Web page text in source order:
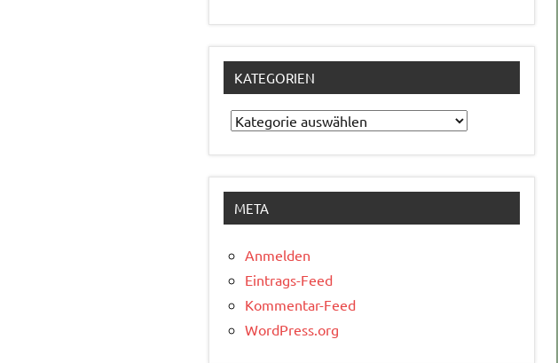
KATEGORIEN
Kategorien
META
Anmelden
Eintrags-Feed
Kommentar-Feed
WordPress.org